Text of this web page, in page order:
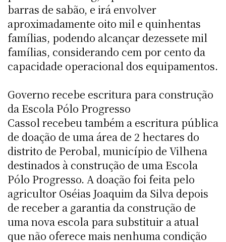
barras de sabão, e irá envolver
aproximadamente oito mil e quinhentas
famílias, podendo alcançar dezessete mil
famílias, considerando cem por cento da
capacidade operacional dos equipamentos.
Governo recebe escritura para construção
da Escola Pólo Progresso
Cassol recebeu também a escritura pública
de doação de uma área de 2 hectares do
distrito de Perobal, município de Vilhena
destinados à construção de uma Escola
Pólo Progresso. A doação foi feita pelo
agricultor Oséias Joaquim da Silva depois
de receber a garantia da construção de
uma nova escola para substituir a atual
que não oferece mais nenhuma condição